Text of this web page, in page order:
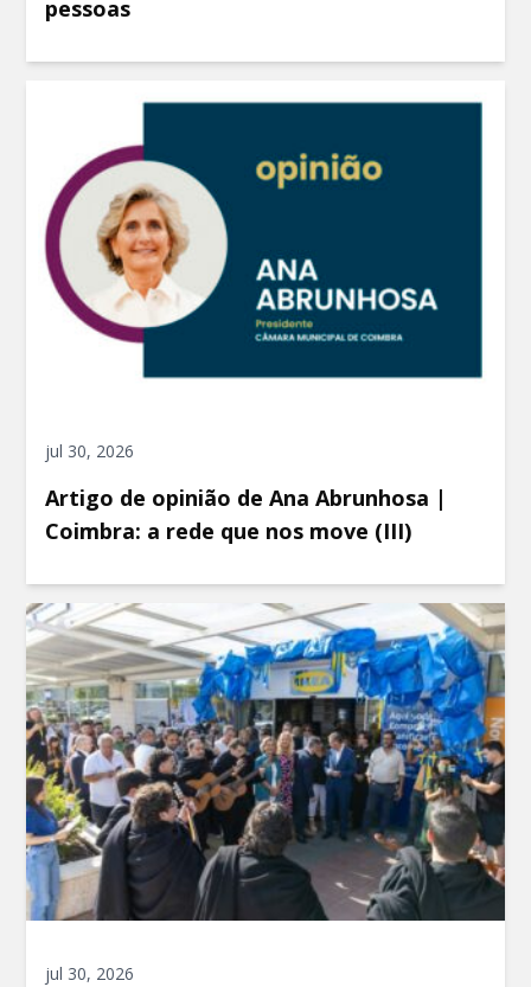
pessoas
jul 30, 2026
Artigo de opinião de Ana Abrunhosa |
Coimbra: a rede que nos move (III)
jul 30, 2026